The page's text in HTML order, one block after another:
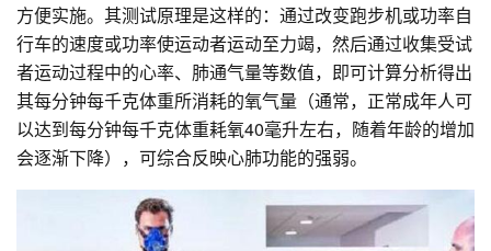
方便实施。其测试原理是这样的：通过改变跑步机或功率自
行车的速度或功率使运动者运动至力竭，然后通过收集受试
者运动过程中的心率、肺通气量等数值，即可计算分析得出
其每分钟每千克体重所消耗的氧气量（通常，正常成年人可
以达到每分钟每千克体重耗氧40毫升左右，随着年龄的增加
会逐渐下降），可综合反映心肺功能的强弱。